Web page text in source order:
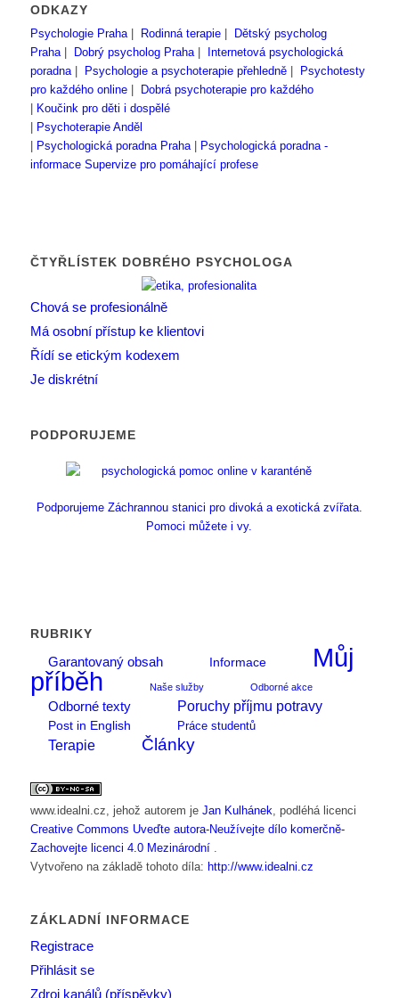
ODKAZY
Psychologie Praha| Rodinná terapie|
Dětský psycholog
Praha| Dobrý psycholog Praha|
Internetová psychologická
poradna| Psychologie a psychoterapie přehledně|
Psychotesty
pro každého online|
Dobrá psychoterapie pro každého
Koučink pro děti i dospělé
Psychoterapie Anděl
Psychologická poradna Praha|
Psychologická poradna -
informace Supervize pro pomáhající profese
ČTYŘLÍSTEK DOBRÉHO PSYCHOLOGA
Chová se profesionálně
Má osobní přístup ke klientovi
Řídí se etickým kodexem
Je diskrétní
PODPORUJEME
Podporujeme Záchrannou stanici pro divoká a exotická zvířata.
Pomoci můžete i vy.
RUBRIKY
Garantovaný obsah
Informace
Můj
příběh
Naše služby Odborné akce
Odborné texty Poruchy příjmu potravy
Post in English Práce studentů
Terapie Články
www.idealni.cz , jehož autorem je Jan Kulhánek , podléhá licenci
Creative Commons Uveďte autora-Neužívejte dílo komerčně-
Zachovejte licenci 4.0 Mezinárodní
Vytvořeno na základě tohoto díla: http://www.idealni.cz
ZÁKLADNÍ INFORMACE
Registrace
Přihlásit se
Zdroj kanálů (příspěvky)